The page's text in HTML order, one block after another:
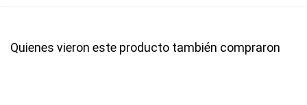
Quienes vieron este producto también compraron